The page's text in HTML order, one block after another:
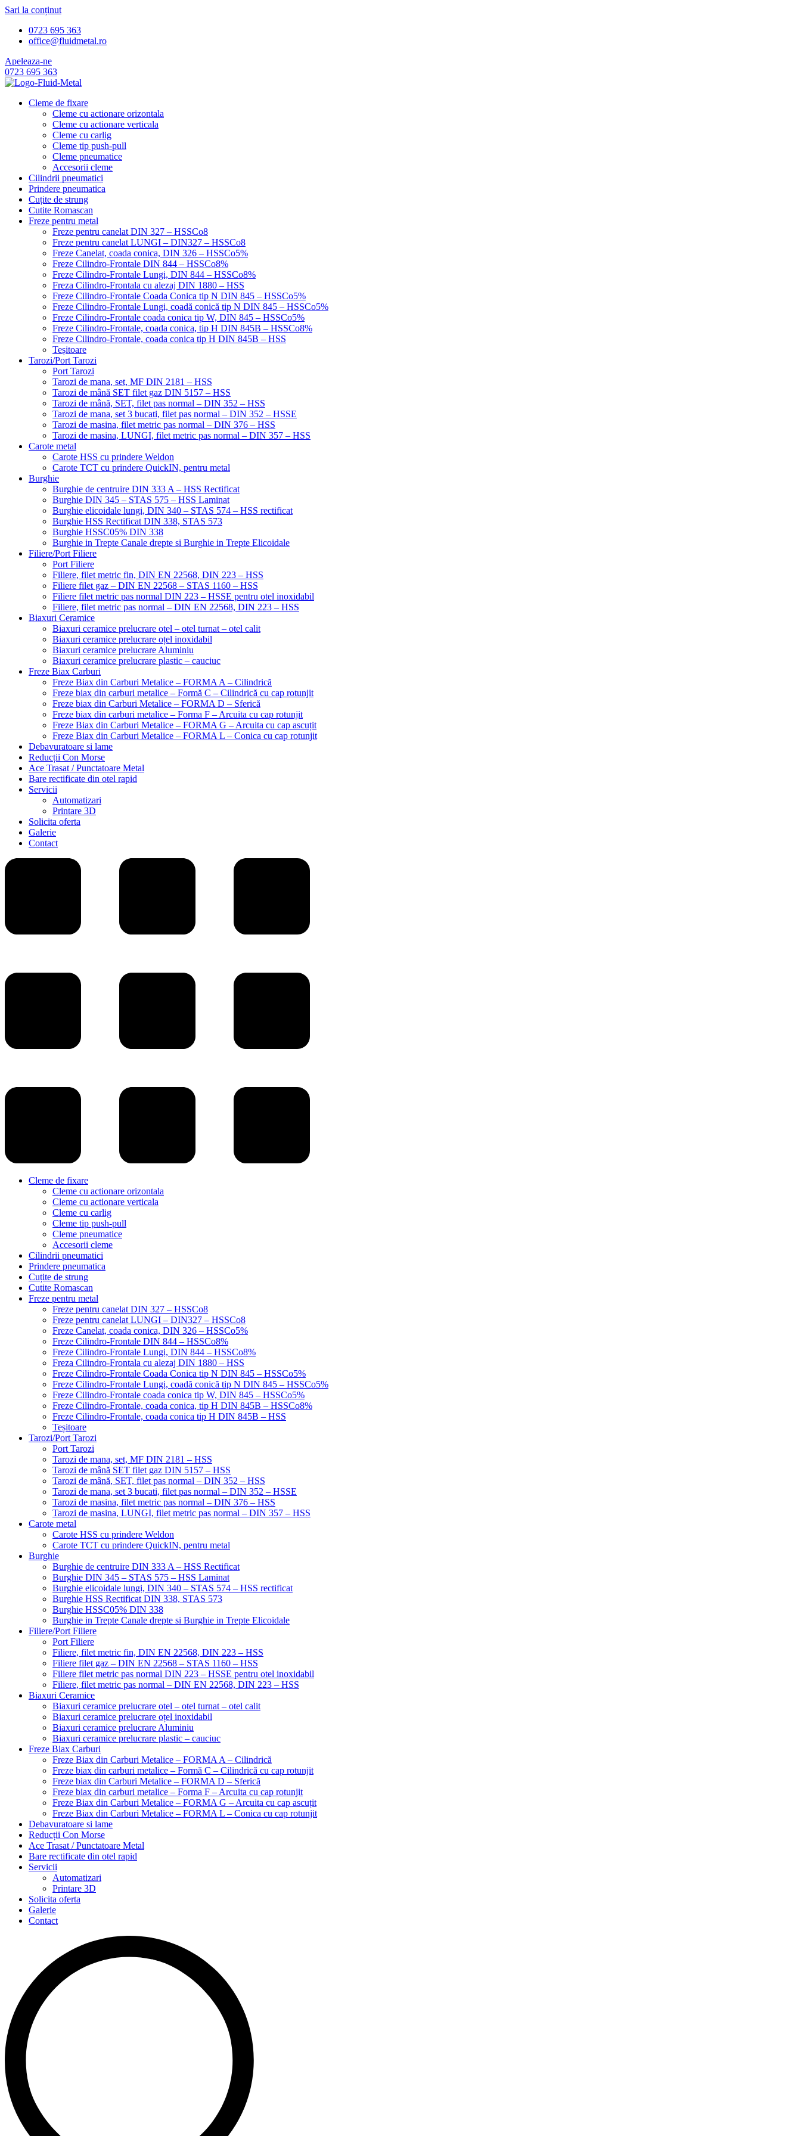
Sari la conținut
0723 695 363
office@fluidmetal.ro
Apeleaza-ne
0723 695 363
Cleme de fixare
Cleme cu actionare orizontala
Cleme cu actionare verticala
Cleme cu carlig
Cleme tip push-pull
Cleme pneumatice
Accesorii cleme
Cilindrii pneumatici
Prindere pneumatica
Cuțite de strung
Cutite Romascan
Freze pentru metal
Freze pentru canelat DIN 327 – HSSCo8
Freze pentru canelat LUNGI – DIN327 – HSSCo8
Freze Canelat, coada conica, DIN 326 – HSSCo5%
Freze Cilindro-Frontale DIN 844 – HSSCo8%
Freze Cilindro-Frontale Lungi, DIN 844 – HSSCo8%
Freza Cilindro-Frontala cu alezaj DIN 1880 – HSS
Freze Cilindro-Frontale Coada Conica tip N DIN 845 – HSSCo5%
Freze Cilindro-Frontale Lungi, coadă conică tip N DIN 845 – HSSCo5%
Freze Cilindro-Frontale coada conica tip W, DIN 845 – HSSCo5%
Freze Cilindro-Frontale, coada conica, tip H DIN 845B – HSSCo8%
Freze Cilindro-Frontale, coada conica tip H DIN 845B – HSS
Teșitoare
Tarozi/Port Tarozi
Port Tarozi
Tarozi de mana, set, MF DIN 2181 – HSS
Tarozi de mână SET filet gaz DIN 5157 – HSS
Tarozi de mână, SET, filet pas normal – DIN 352 – HSS
Tarozi de mana, set 3 bucati, filet pas normal – DIN 352 – HSSE
Tarozi de masina, filet metric pas normal – DIN 376 – HSS
Tarozi de masina, LUNGI, filet metric pas normal – DIN 357 – HSS
Carote metal
Carote HSS cu prindere Weldon
Carote TCT cu prindere QuickIN, pentru metal
Burghie
Burghie de centruire DIN 333 A – HSS Rectificat
Burghie DIN 345 – STAS 575 – HSS Laminat
Burghie elicoidale lungi, DIN 340 – STAS 574 – HSS rectificat
Burghie HSS Rectificat DIN 338, STAS 573
Burghie HSSC05% DIN 338
Burghie in Trepte Canale drepte si Burghie in Trepte Elicoidale
Filiere/Port Filiere
Port Filiere
Filiere, filet metric fin, DIN EN 22568, DIN 223 – HSS
Filiere filet gaz – DIN EN 22568 – STAS 1160 – HSS
Filiere filet metric pas normal DIN 223 – HSSE pentru otel inoxidabil
Filiere, filet metric pas normal – DIN EN 22568, DIN 223 – HSS
Biaxuri Ceramice
Biaxuri ceramice prelucrare otel – otel turnat – otel calit
Biaxuri ceramice prelucrare oțel inoxidabil
Biaxuri ceramice prelucrare Aluminiu
Biaxuri ceramice prelucrare plastic – cauciuc
Freze Biax Carburi
Freze Biax din Carburi Metalice – FORMA A – Cilindrică
Freze biax din carburi metalice – Formă C – Cilindrică cu cap rotunjit
Freze biax din Carburi Metalice – FORMA D – Sferică
Freze biax din carburi metalice – Forma F – Arcuita cu cap rotunjit
Freze Biax din Carburi Metalice – FORMA G – Arcuita cu cap ascuțit
Freze Biax din Carburi Metalice – FORMA L – Conica cu cap rotunjit
Debavuratoare si lame
Reducții Con Morse
Ace Trasat / Punctatoare Metal
Bare rectificate din otel rapid
Servicii
Automatizari
Printare 3D
Solicita oferta
Galerie
Contact
Cleme de fixare
Cleme cu actionare orizontala
Cleme cu actionare verticala
Cleme cu carlig
Cleme tip push-pull
Cleme pneumatice
Accesorii cleme
Cilindrii pneumatici
Prindere pneumatica
Cuțite de strung
Cutite Romascan
Freze pentru metal
Freze pentru canelat DIN 327 – HSSCo8
Freze pentru canelat LUNGI – DIN327 – HSSCo8
Freze Canelat, coada conica, DIN 326 – HSSCo5%
Freze Cilindro-Frontale DIN 844 – HSSCo8%
Freze Cilindro-Frontale Lungi, DIN 844 – HSSCo8%
Freza Cilindro-Frontala cu alezaj DIN 1880 – HSS
Freze Cilindro-Frontale Coada Conica tip N DIN 845 – HSSCo5%
Freze Cilindro-Frontale Lungi, coadă conică tip N DIN 845 – HSSCo5%
Freze Cilindro-Frontale coada conica tip W, DIN 845 – HSSCo5%
Freze Cilindro-Frontale, coada conica, tip H DIN 845B – HSSCo8%
Freze Cilindro-Frontale, coada conica tip H DIN 845B – HSS
Teșitoare
Tarozi/Port Tarozi
Port Tarozi
Tarozi de mana, set, MF DIN 2181 – HSS
Tarozi de mână SET filet gaz DIN 5157 – HSS
Tarozi de mână, SET, filet pas normal – DIN 352 – HSS
Tarozi de mana, set 3 bucati, filet pas normal – DIN 352 – HSSE
Tarozi de masina, filet metric pas normal – DIN 376 – HSS
Tarozi de masina, LUNGI, filet metric pas normal – DIN 357 – HSS
Carote metal
Carote HSS cu prindere Weldon
Carote TCT cu prindere QuickIN, pentru metal
Burghie
Burghie de centruire DIN 333 A – HSS Rectificat
Burghie DIN 345 – STAS 575 – HSS Laminat
Burghie elicoidale lungi, DIN 340 – STAS 574 – HSS rectificat
Burghie HSS Rectificat DIN 338, STAS 573
Burghie HSSC05% DIN 338
Burghie in Trepte Canale drepte si Burghie in Trepte Elicoidale
Filiere/Port Filiere
Port Filiere
Filiere, filet metric fin, DIN EN 22568, DIN 223 – HSS
Filiere filet gaz – DIN EN 22568 – STAS 1160 – HSS
Filiere filet metric pas normal DIN 223 – HSSE pentru otel inoxidabil
Filiere, filet metric pas normal – DIN EN 22568, DIN 223 – HSS
Biaxuri Ceramice
Biaxuri ceramice prelucrare otel – otel turnat – otel calit
Biaxuri ceramice prelucrare oțel inoxidabil
Biaxuri ceramice prelucrare Aluminiu
Biaxuri ceramice prelucrare plastic – cauciuc
Freze Biax Carburi
Freze Biax din Carburi Metalice – FORMA A – Cilindrică
Freze biax din carburi metalice – Formă C – Cilindrică cu cap rotunjit
Freze biax din Carburi Metalice – FORMA D – Sferică
Freze biax din carburi metalice – Forma F – Arcuita cu cap rotunjit
Freze Biax din Carburi Metalice – FORMA G – Arcuita cu cap ascuțit
Freze Biax din Carburi Metalice – FORMA L – Conica cu cap rotunjit
Debavuratoare si lame
Reducții Con Morse
Ace Trasat / Punctatoare Metal
Bare rectificate din otel rapid
Servicii
Automatizari
Printare 3D
Solicita oferta
Galerie
Contact